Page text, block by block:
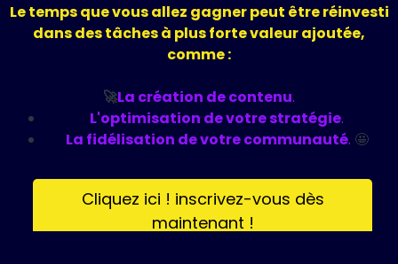
Le temps que vous allez gagner peut être réinvesti
dans des tâches à plus forte valeur ajoutée,
comme :
🚀La création de contenu.
L'optimisation de votre stratégie.
La fidélisation de votre communauté. 🤩
Cliquez ici ! inscrivez-vous dès
maintenant !